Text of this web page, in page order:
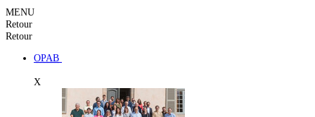
MENU
Retour
Retour
OPAB
X